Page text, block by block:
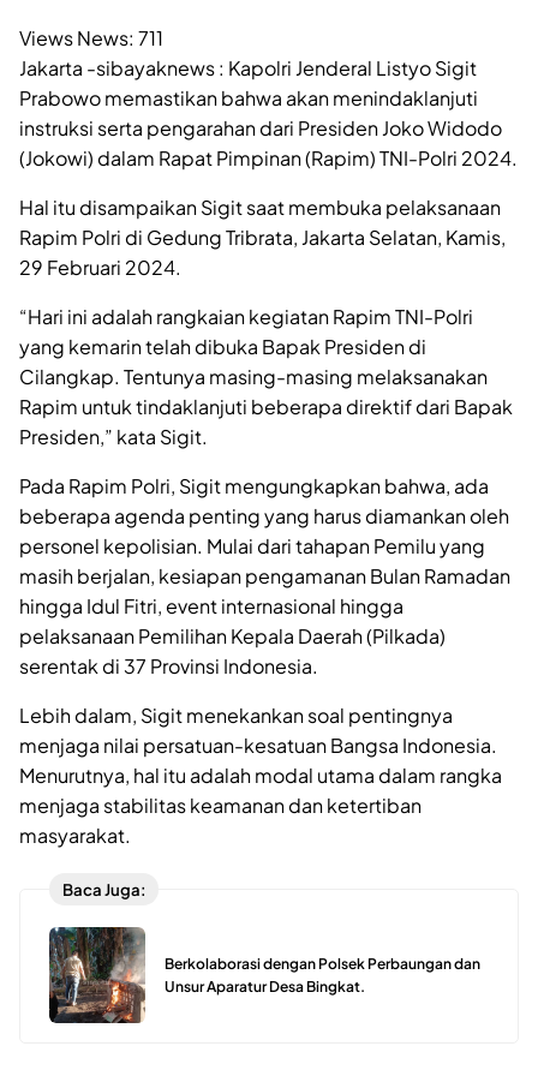
Views News: 711
Jakarta -sibayaknews : Kapolri Jenderal Listyo Sigit
Prabowo memastikan bahwa akan menindaklanjuti
instruksi serta pengarahan dari Presiden Joko Widodo
(Jokowi) dalam Rapat Pimpinan (Rapim) TNI-Polri 2024.
Hal itu disampaikan Sigit saat membuka pelaksanaan
Rapim Polri di Gedung Tribrata, Jakarta Selatan, Kamis,
29 Februari 2024.
“Hari ini adalah rangkaian kegiatan Rapim TNI-Polri
yang kemarin telah dibuka Bapak Presiden di
Cilangkap. Tentunya masing-masing melaksanakan
Rapim untuk tindaklanjuti beberapa direktif dari Bapak
Presiden,” kata Sigit.
Pada Rapim Polri, Sigit mengungkapkan bahwa, ada
beberapa agenda penting yang harus diamankan oleh
personel kepolisian. Mulai dari tahapan Pemilu yang
masih berjalan, kesiapan pengamanan Bulan Ramadan
hingga Idul Fitri, event internasional hingga
pelaksanaan Pemilihan Kepala Daerah (Pilkada)
serentak di 37 Provinsi Indonesia.
Lebih dalam, Sigit menekankan soal pentingnya
menjaga nilai persatuan-kesatuan Bangsa Indonesia.
Menurutnya, hal itu adalah modal utama dalam rangka
menjaga stabilitas keamanan dan ketertiban
masyarakat.
Baca Juga:
Berkolaborasi dengan Polsek Perbaungan dan
Unsur Aparatur Desa Bingkat.